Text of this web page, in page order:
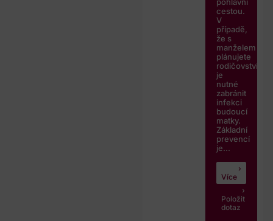
cestou.
V
případě,
že s
manželem
plánujete
rodičovství,
je
nutné
zabránit
infekci
budoucí
matky.
Základní
prevencí
je...
Více
Položit
dotaz